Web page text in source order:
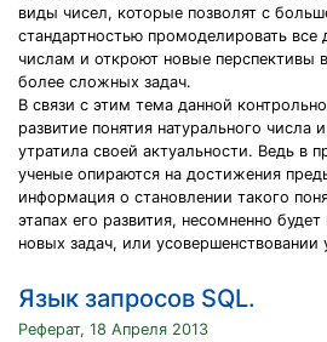
виды чисел, которые позволят с
стандартностью промоделировать
числам и откроют новые перспективы
более сложных задач.
В связи с этим тема данной
развитие понятия натурального числа
утратила своей актуальности. Ведь в
ученые опираются на достижения
информация о становлении такого
этапах его развития, несомненно
новых задач, или
Язык запросов SQL.
Реферат, 18 Апреля 2013